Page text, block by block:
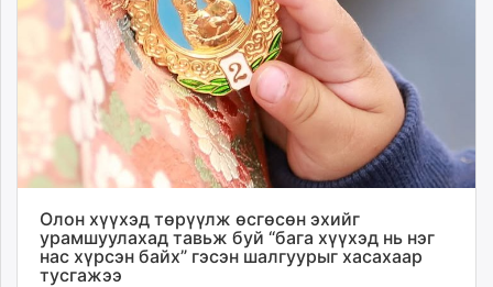
Олон хүүхэд төрүүлж өсгөсөн эхийг
урамшуулахад тавьж буй “бага хүүхэд нь нэг
нас хүрсэн байх” гэсэн шалгуурыг хасахаар
тусгажээ